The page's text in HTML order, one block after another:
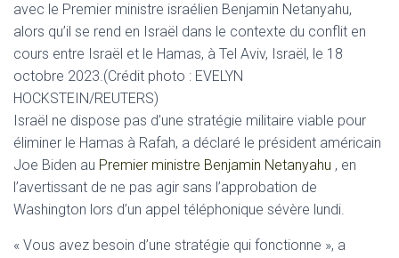
avec le Premier ministre israélien Benjamin Netanyahu,
alors qu’il se rend en Israël dans le contexte du conflit en
cours entre Israël et le Hamas, à Tel Aviv, Israël, le 18
octobre 2023.(Crédit photo : EVELYN
HOCKSTEIN/REUTERS)
Israël ne dispose pas d’une stratégie militaire viable pour
éliminer le Hamas à Rafah, a déclaré le président américain
Joe Biden au Premier ministre Benjamin Netanyahu , en
l’avertissant de ne pas agir sans l’approbation de
Washington lors d’un appel téléphonique sévère lundi.
« Vous avez besoin d’une stratégie qui fonctionne », a